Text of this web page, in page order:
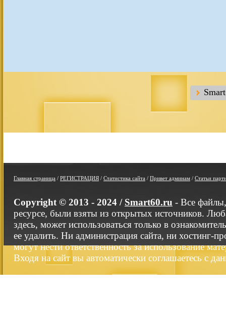
Главная страница / РЕГИСТРАЦИЯ / Статистика сайта / Привет админам / Статьи
Copyright © 2013 - 2024 / Smart60.ru - Все
ресурсе, были взяты из открытых источников.
здесь, может использоваться только в
ее удалить. Ни администрация сайта, ни хостинг-
могут нести ответственность за использование
Входя на сайт вы автоматически соглашаетесь с